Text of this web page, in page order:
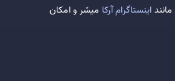
اینستاگرام آرکا میسّر و امکان